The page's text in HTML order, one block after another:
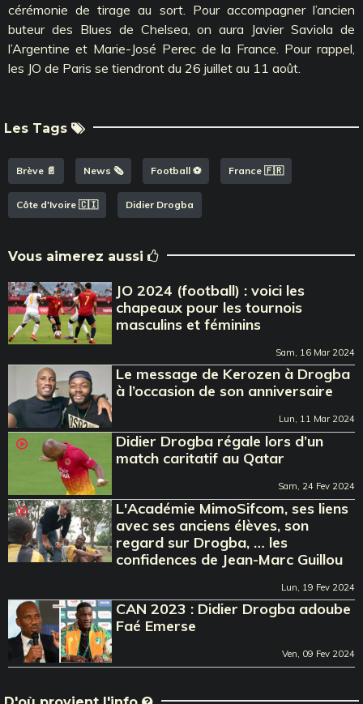
cérémonie de tirage au sort. Pour accompagner l’ancien
buteur des Blues de Chelsea, on aura Javier Saviola de
l’Argentine et Marie-José Perec de la France. Pour rappel,
les JO de Paris se tiendront du 26 juillet au 11 août.
Les Tags
Brève 📄 News 🗞️ Football ⚽️ France 🇫🇷
Côte d'Ivoire 🇨🇮 Didier Drogba
Vous aimerez aussi
JO 2024 (football) : voici les
chapeaux pour les tournois
masculins et féminins
Sam, 16 Mar 2024
Le message de Kerozen à Drogba
à l’occasion de son anniversaire
Lun, 11 Mar 2024
Didier Drogba régale lors d’un
match caritatif au Qatar
Sam, 24 Fev 2024
L'Académie MimoSifcom, ses liens
avec ses anciens élèves, son
regard sur Drogba, … les
confidences de Jean-Marc Guillou
Lun, 19 Fev 2024
CAN 2023 : Didier Drogba adoube
Faé Emerse
Ven, 09 Fev 2024